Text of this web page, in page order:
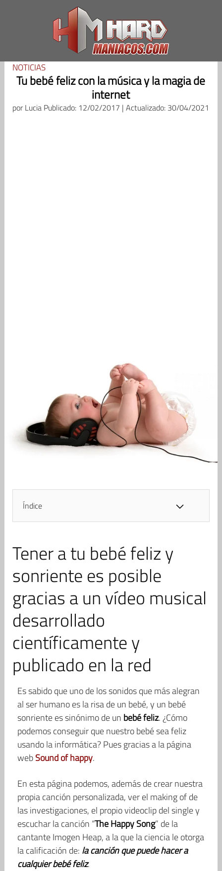
NOTICIAS
Tu bebé feliz con la música y la magia de
internet
porLucia Publicado: 12/02/2017 | Actualizado: 30/04/2021
Índice
Tener a tu bebé feliz y
sonriente es posible
gracias a un vídeo musical
desarrollado
científicamente y
publicado en la red
Es sabido que uno de los sonidos que más alegran
al ser humano es la risa de un bebé, y un bebé
sonriente es sinónimo de un bebé feliz. ¿Cómo
podemos conseguir que nuestro bebé sea feliz
usando la informática? Pues gracias a la página
webSound of happy.
En esta página podemos, además de crear nuestra
propia canción personalizada, ver el making of de
las investigaciones, el propio videoclip del single y
escuchar la canción “The Happy Song” de la
cantante Imogen Heap, a la que la ciencia le otorga
la calificación de: lacanción que puede hacer a
cualquier bebé feliz.